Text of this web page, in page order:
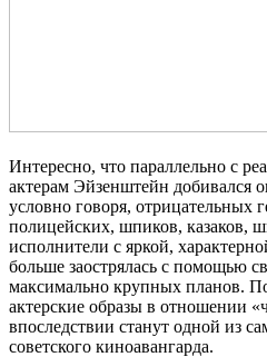
Интересно, что параллельно с
актерам Эйзенштейн добивался
условно говоря, отрицательных
полицейских, шпиков, казаков,
исполнители с яркой,
больше заострялась с помощью
максимально крупных планов.
актерские образы в отношении
впоследствии станут одной из
советского киноавангарда.